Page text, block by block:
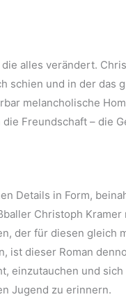
alles verändert.
schien und in der das
melancholische
Freundschaft – die
Details in Form,
Christoph Kramer
der für diesen gleich
ist dieser Roman
einzutauchen und
Jugend zu erinnern.